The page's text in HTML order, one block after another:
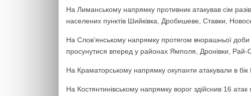
На Лиманському напрямку противник атакував сім
населених пунктів Шийківка, Дробишеве, Ставки,
На Слов’янському напрямку протягом вчорашньої доби
просунутися вперед у районах Ямполя, Дронівки, Рай-
На Краматорському напрямку окупанти атакували в бік
На Костянтинівському напрямку ворог здійснив 16 атак